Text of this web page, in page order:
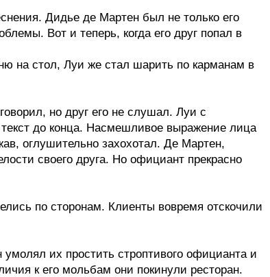
Дидье де Мартен был не только его
Вот и теперь, когда его друг попал в
на стол, Луи же стал шарить по карманам в
но друг его не слушал. Луи с
до конца. Насмешливое выражение лица
оглушительно захохотал. Де Мартен,
своего друга. Но официант прекрасно
по сторонам. Клиенты вовремя отскочили
их простить строптивого официанта и
к его мольбам они покинули ресторан.